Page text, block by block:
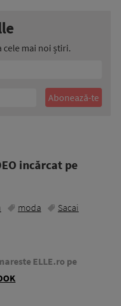
cele mai noi știri.
incărcat pe
moda Sacai
ELLE.ro pe